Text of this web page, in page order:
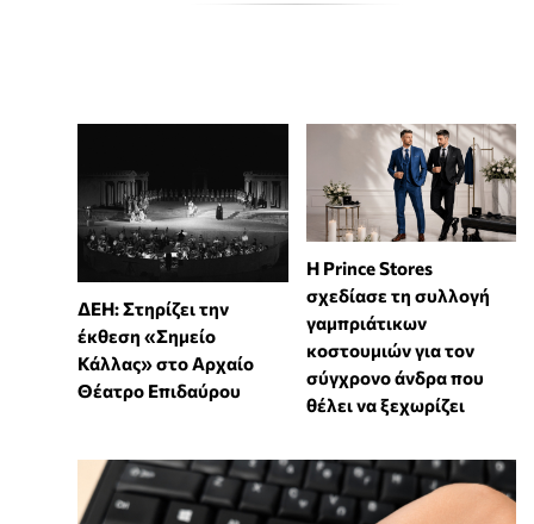
ΔΕΗ: Στηρίζει την
έκθεση «Σημείο
Κάλλας» στο Αρχαίο
Θέατρο Επιδαύρου
Η Prince Stores
σχεδίασε τη συλλογή
γαμπριάτικων
κοστουμιών για τον
σύγχρονο άνδρα που
θέλει να ξεχωρίζει